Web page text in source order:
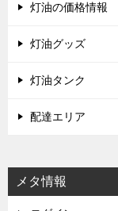
灯油の価格情報
灯油グッズ
灯油タンク
配達エリア
メタ情報